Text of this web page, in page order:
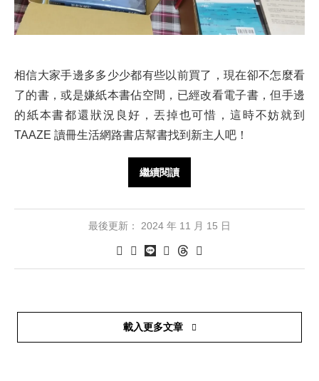
相信大家手邊多多少少都有些以前買了，現在卻不怎麼看
了的書，或是嫌紙本書佔空間，已經改看電子書，但手邊
的紙本書都還狀況良好，丟掉也可惜，這時不妨就到
TAAZE 讀冊生活網路書店幫書找到新主人吧！
繼續閱讀
最後更新： 2024 年 11 月 15 日
載入更多文章